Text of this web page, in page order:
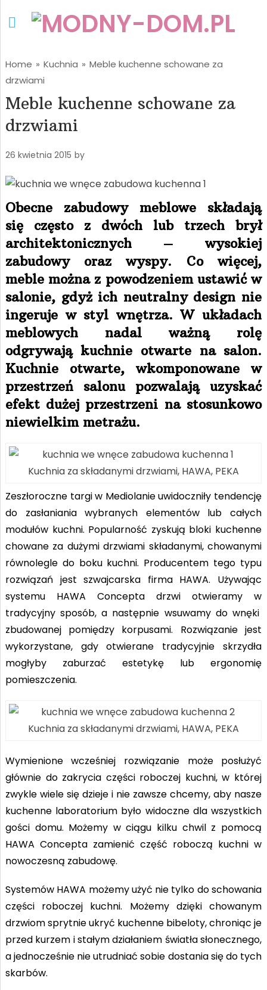
Home » Kuchnia » Meble kuchenne schowane za
drzwiami
Meble kuchenne schowane za
drzwiami
26 kwietnia 2015 by
Obecne zabudowy meblowe składają
się często z dwóch lub trzech brył
architektonicznych – wysokiej
zabudowy oraz wyspy. Co więcej,
meble można z powodzeniem ustawić w
salonie, gdyż ich neutralny design nie
ingeruje w styl wnętrza. W układach
meblowych nadal ważną rolę
odgrywają kuchnie otwarte na salon.
Kuchnie otwarte, wkomponowane w
przestrzeń salonu pozwalają uzyskać
efekt dużej przestrzeni na stosunkowo
niewielkim metrażu.
Kuchnia za składanymi drzwiami, HAWA, PEKA
Zeszłoroczne targi w Mediolanie uwidoczniły tendencję
do zasłaniania wybranych elementów lub całych
modułów kuchni. Popularność zyskują bloki kuchenne
chowane za dużymi drzwiami składanymi, chowanymi
równolegle do boku kuchni. Producentem tego typu
rozwiązań jest szwajcarska firma HAWA. Używając
systemu HAWA Concepta drzwi otwieramy w
tradycyjny sposób, a następnie wsuwamy do wnęki
zbudowanej pomiędzy korpusami. Rozwiązanie jest
wykorzystane, gdy otwierane tradycyjnie skrzydła
mogłyby zaburzać estetykę lub ergonomię
pomieszczenia.
Kuchnia za składanymi drzwiami, HAWA, PEKA
Wymienione wcześniej rozwiązanie może posłużyć
głównie do zakrycia części roboczej kuchni, w której
zwykle wiele się dzieje i nie zawsze chcemy, aby nasze
kuchenne laboratorium było widoczne dla wszystkich
gości domu. Możemy w ciągu kilku chwil z pomocą
HAWA Concepta zamienić część roboczą kuchni w
nowoczesną zabudowę.
Systemów HAWA możemy użyć nie tylko do schowania
części roboczej kuchni. Możemy dzięki chowanym
drzwiom sprytnie ukryć kuchenne bibeloty, chroniąc je
przed kurzem i stałym działaniem światła słonecznego,
a jednocześnie nie utrudniać sobie dostania się do tych
skarbów.